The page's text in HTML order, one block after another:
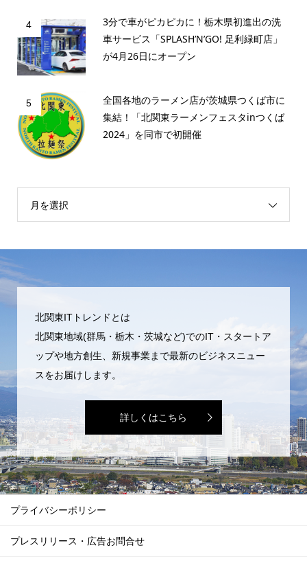
4
3分で車がピカピカに！栃木県初進出の洗
車サービス「SPLASH’N’GO! 足利緑町店」
が4月26日にオープン
5
全国各地のラーメン店が茨城県つくば市に
集結！「北関東ラーメンフェスタinつくば
2024」を同市で初開催
月を選択
北関東ITトレンドとは
北関東地域(群馬・栃木・茨城など)でのIT・スタートア
ップや地方創生、新規事業まで最新のビジネスニュー
スをお届けします。
詳しくはこちら
プライバシーポリシー
プレスリリース・広告お問合せ